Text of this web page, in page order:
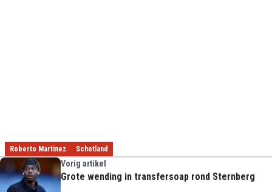
Roberto Martinez Schotland
Vorig artikel
Grote wending in transfersoap rond Sternberg